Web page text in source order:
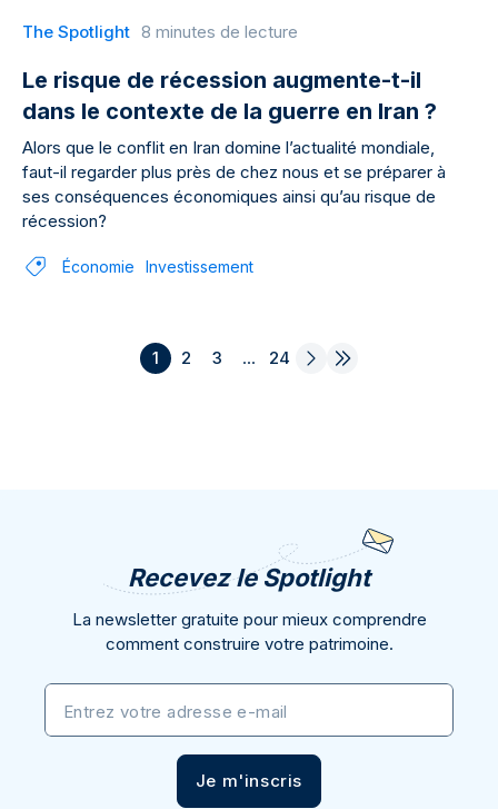
The Spotlight 8 minutes de lecture
Le risque de récession augmente-t-il
dans le contexte de la guerre en Iran ?
Alors que le conflit en Iran domine l’actualité mondiale,
faut-il regarder plus près de chez nous et se préparer à
ses conséquences économiques ainsi qu’au risque de
récession?
Économie Investissement
1 2 3 ... 24
Recevez le Spotlight
La newsletter gratuite pour mieux comprendre
comment construire votre patrimoine.
Entrez votre adresse e-mail
Je m'inscris